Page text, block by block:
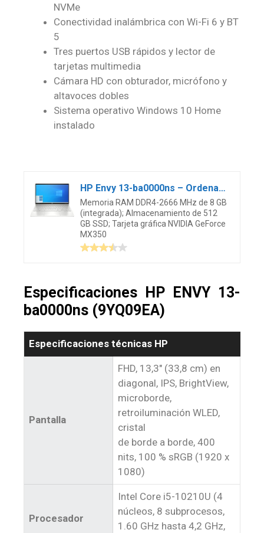
NVMe
Conectividad inalámbrica con Wi-Fi 6 y BT
5
Tres puertos USB rápidos y lector de
tarjetas multimedia
Cámara HD con obturador, micrófono y
altavoces dobles
Sistema operativo Windows 10 Home
instalado
HP Envy 13-ba0000ns – Ordenador Portátil de 13.3″ Full HD (Intel Core i5-10210U, 8GB RAM, 512GB SSD, NVIDIA GeForce MX350, Windows 10 Home) Plata – Teclado QWERTY Español
Memoria RAM DDR4-2666 MHz de 8 GB
(integrada); Almacenamiento de 512
GB SSD; Tarjeta gráfica NVIDIA GeForce
MX350
Especificaciones HP ENVY 13-
ba0000ns (9YQ09EA)
Especificaciones técnicas HP
Pantalla
FHD, 13,3″ (33,8 cm) en
diagonal, IPS, BrightView,
microborde,
retroiluminación WLED,
cristal
de borde a borde, 400
nits, 100 % sRGB (1920 x
1080)
Procesador
Intel Core i5-10210U (4
núcleos, 8 subprocesos,
1.60 GHz hasta 4,2 GHz,